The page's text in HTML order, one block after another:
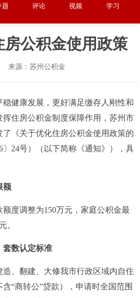
题 评论 视频
学习
房公积金使用政策
来源：苏州公积金
健康发展，更好满足缴存人刚性和
住房公积金制度保障作用，苏州市
《关于优化住房公积金使用政策的
〕24号）（以下简称《通知》），具
额
度调整为150万元，家庭公积金最
。
套数认定标准
造、翻建、大修我市行政区域内自住
“商转公”贷款），申请时全国范围